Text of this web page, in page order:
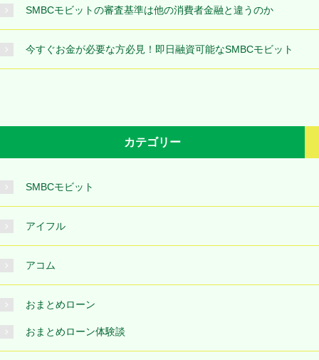
SMBCモビットの審査基準は他の消費者金融と違うのか
今すぐお金が必要な方必見！即日融資可能なSMBCモビット
カテゴリー
SMBCモビット
アイフル
アコム
おまとめローン
おまとめローン体験談